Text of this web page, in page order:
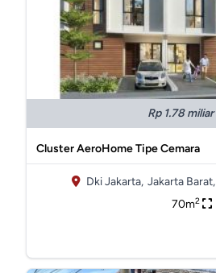
Rp 1.78 miliar
Cluster AeroHome Tipe Cemara
Dki Jakarta, Jakarta Barat,
70m2